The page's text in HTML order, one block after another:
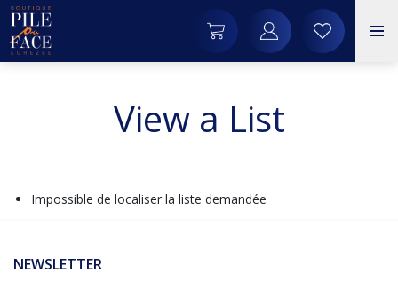
View a List
Impossible de localiser la liste demandée
NEWSLETTER